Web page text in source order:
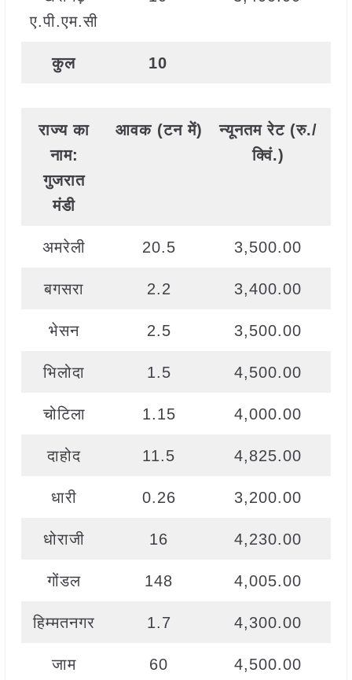
ए.पी.एम.सी
कुल 10
राज्य का
नाम:
गुजरात
मंडी
आवक (टन में) न्यूनतम रेट (रु./
क्विं.)
अमरेली 20.5 3,500.00
बगसरा 2.2 3,400.00
भेसन 2.5 3,500.00
भिलोदा 1.5 4,500.00
चोटिला 1.15 4,000.00
दाहोद 11.5 4,825.00
धारी 0.26 3,200.00
धोराजी 16 4,230.00
गोंडल 148 4,005.00
हिम्मतनगर 1.7 4,300.00
जाम
60 4,500.00